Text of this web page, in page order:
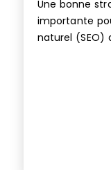
Une bonne
importante
naturel (SEO)